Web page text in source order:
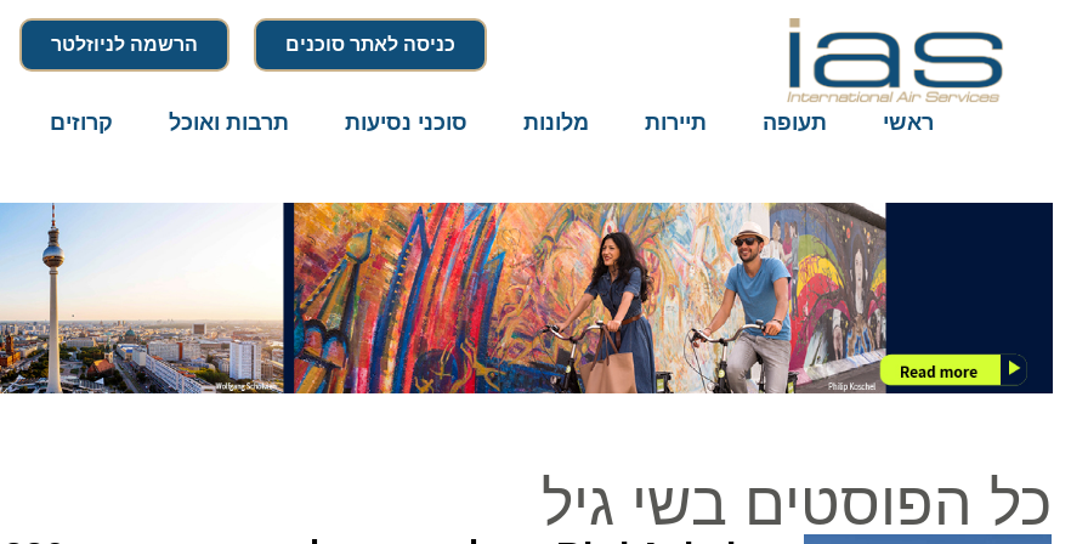
כניסה לאתר סוכנים הרשמה לניוזלטר
ראשי תעופה תיירות מלונות סוכני נסיעות תרבות ואוכל קרוזים
כל הפוסטים בשי גיל